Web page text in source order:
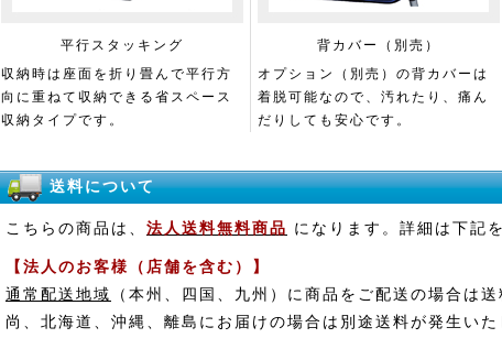
平行スタッキング
収納時は座面を折り畳んで平行方
向に重ねて収納できる省スペース
収納タイプです。
背カバー（別売）
オプション（別売）の背カバーは
着脱可能なので、汚れたり、痛ん
だりしても安心です。
送料について
こちらの商品は、 法人送料無料商品 になります。詳細は下記
【法人のお客様（店舗を含む）】
通常配送地域
（本州、四国、九州）に商品をご配送の場合は
尚、北海道、沖縄、離島にお届けの場合は別途送料が発生い